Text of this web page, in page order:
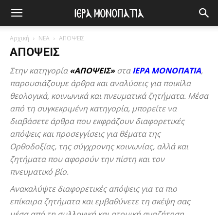
Αρχική ΝΕΑ ΑΠΟΨΕΙΣ
ΑΠΟΨΕΙΣ
Στην κατηγορία«ΑΠΟΨΕΙΣ»σταΙΕΡΑ ΜΟΝΟΠΑΤΙΑ,
παρουσιάζουμε άρθρα και αναλύσεις για ποικίλα
θεολογικά, κοινωνικά και πνευματικά ζητήματα. Μέσα
από τη συγκεκριμένη κατηγορία, μπορείτε να
διαβάσετε άρθρα που εκφράζουν διαφορετικές
απόψεις και προσεγγίσεις για θέματα της
Ορθοδοξίας, της σύγχρονης κοινωνίας, αλλά και
ζητήματα που αφορούν την πίστη και τον
πνευματικό βίο.
Ανακαλύψτε διαφορετικές απόψεις για τα πιο
επίκαιρα ζητήματα και εμβαθύνετε τη σκέψη σας